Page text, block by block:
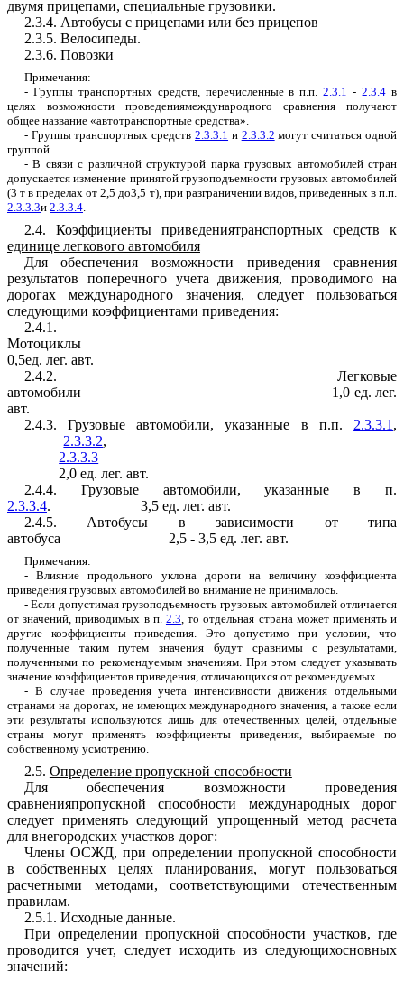
двумя прицепами, специальные грузовики.
2.3.4. Автобусы с прицепами или без прицепов
2.3.5. Велосипеды.
2.3.6. Повозки
Примечания:
- Группы транспортных средств, перечисленные в п .п .2.3.1 -2.3.4 в
целях
возможности проведениямеждународного сравнения
получают
общее название «автотранспортные средства».
- Группы транспортных средств 2.3.3.1 и 2.3.3.2 могут считаться одной
группой
-В связи с различной структурой парка грузовых автомобилей стран
допускается изменение принятой грузоподъемности грузовых автомобилей
(3т в пределах от 2,5 до3,5 т), при разграничении видов, приведенных в п .п
2.3.3.3и 2.3.3.4
2.4. Коэффициенты приведениятранспортных средств
к
единице легкового автомобиля
Для
обеспечения возможности приведения
сравнения
результатов
поперечного учета движения,проводимого на
дорогах
международного значения, следует
пользоваться
следующими коэффициентами приведения:
2.4.1 .
Мотоциклы
0,5ед. лег. авт.
2.4.2. Легковые
автомобили 1 ,0 ед.лег.
авт.
2.4.3.Грузовые автомобили,указанные в п.п. 2.3.3.1 ,
2.3.3.2,
2.3.3.3
2,0ед.лег.авт.
2.4.4. Грузовые автомобили,указанные в п.
2.3.3.4. 3,5 ед. лег. авт.
2.4.5. Автобусы в зависимости от
типа
автобуса
2,5 - 3,5 ед. лег. авт.
Примечания:
- Влияние продольного уклона дороги на величину коэффициента
приведения грузовых автомобилей во внимание не принималось
-Если допустимая грузоподъемность грузовых автомобилей отличается
от значений ,приводимых в п. 2.3 ,то отдельная страна может применять и
другие коэффициенты приведения Это допустимо при условии ,что
полученные
таким путем значения будут сравнимы срезультатами
полученными по рекомендуемым значениям.При этом следует указывать
значение коэффициентов приведения отличающихся от рекомендуемых
- В случае проведения учета интенсивности движения отдельными
странами на дорогах не имеющих международного значения ,а также если
эти результаты используются лишь для отечественных целей,отдельные
страны
могут применять коэффициенты приведения, выбираемые
по
собственному усмотрению
2.5. Определение пропускной способности
Для
обеспечения возможности
проведения
сравненияпропускной
способности международных
дорог
следует применять следующий упрощенный метод расчета
для внегородских участков дорог:
Члены ОСЖД,при определении пропускной способности
в
собственных целях планирования, могут
пользоваться
расчетными
методами,соответствующими
отечественным
правилам.
2.5.1 . Исходные данные.
При определении пропускной способности участков,где
проводится учет, следует исходить из следующихосновных
значений: